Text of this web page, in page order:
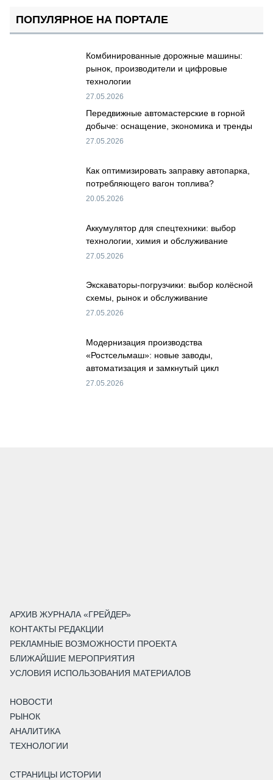
ПОПУЛЯРНОЕ НА ПОРТАЛЕ
Комбинированные дорожные машины:
рынок, производители и цифровые
технологии
27.05.2026
Передвижные автомастерские в горной
добыче: оснащение, экономика и тренды
27.05.2026
Как оптимизировать заправку автопарка,
потребляющего вагон топлива?
20.05.2026
Аккумулятор для спецтехники: выбор
технологии, химия и обслуживание
27.05.2026
Экскаваторы-погрузчики: выбор колёсной
схемы, рынок и обслуживание
27.05.2026
Модернизация производства
«Ростсельмаш»: новые заводы,
автоматизация и замкнутый цикл
27.05.2026
АРХИВ ЖУРНАЛА «ГРЕЙДЕР»
КОНТАКТЫ РЕДАКЦИИ
РЕКЛАМНЫЕ ВОЗМОЖНОСТИ ПРОЕКТА
БЛИЖАЙШИЕ МЕРОПРИЯТИЯ
УСЛОВИЯ ИСПОЛЬЗОВАНИЯ МАТЕРИАЛОВ
НОВОСТИ
РЫНОК
АНАЛИТИКА
ТЕХНОЛОГИИ
СТРАНИЦЫ ИСТОРИИ